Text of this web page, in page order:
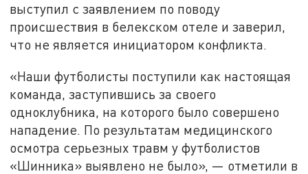
выступил с заявлением по поводу
происшествия в белекском отеле и заверил,
что не является инициатором конфликта.
«Наши футболисты поступили как настоящая
команда, заступившись за своего
одноклубника, на которого было совершено
нападение. По результатам медицинского
осмотра серьезных травм у футболистов
«Шинника» выявлено не было», — отметили в